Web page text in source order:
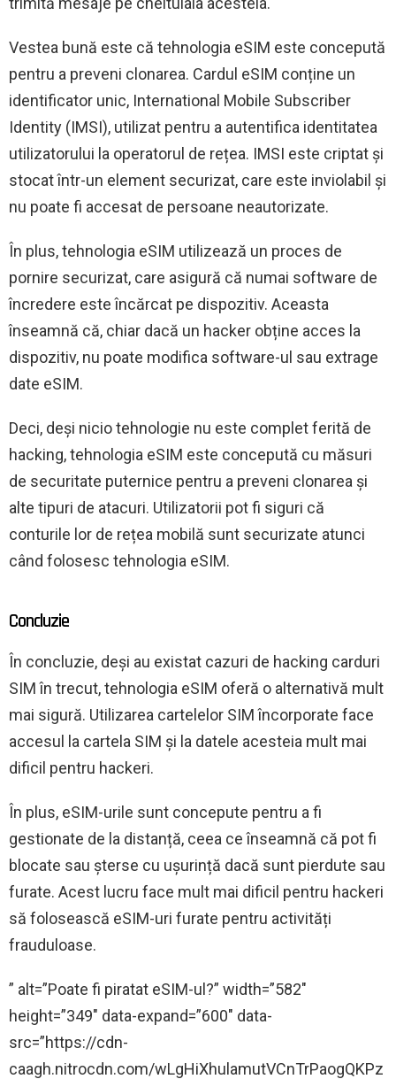
Vestea bună este că tehnologia eSIM este concepută
pentru a preveni clonarea. Cardul eSIM conține un
identificator unic, International Mobile Subscriber
Identity (IMSI), utilizat pentru a autentifica identitatea
utilizatorului la operatorul de rețea. IMSI este criptat și
stocat într-un element securizat, care este inviolabil și
nu poate fi accesat de persoane neautorizate.
În plus, tehnologia eSIM utilizează un proces de
pornire securizat, care asigură că numai software de
încredere este încărcat pe dispozitiv. Aceasta
înseamnă că, chiar dacă un hacker obține acces la
dispozitiv, nu poate modifica software-ul sau extrage
date eSIM.
Deci, deși nicio tehnologie nu este complet ferită de
hacking, tehnologia eSIM este concepută cu măsuri
de securitate puternice pentru a preveni clonarea și
alte tipuri de atacuri. Utilizatorii pot fi siguri că
conturile lor de rețea mobilă sunt securizate atunci
când folosesc tehnologia eSIM.
Concluzie
În concluzie, deși au existat cazuri de hacking carduri
SIM în trecut, tehnologia eSIM oferă o alternativă mult
mai sigură. Utilizarea cartelelor SIM încorporate face
accesul la cartela SIM și la datele acesteia mult mai
dificil pentru hackeri.
În plus, eSIM-urile sunt concepute pentru a fi
gestionate de la distanță, ceea ce înseamnă că pot fi
blocate sau șterse cu ușurință dacă sunt pierdute sau
furate. Acest lucru face mult mai dificil pentru hackeri
să folosească eSIM-uri furate pentru activități
frauduloase.
” alt=”Poate fi piratat eSIM-ul?” width=”582″
height=”349″ data-expand=”600″ data-
src=”https://cdn-
caagh.nitrocdn.com/wLgHiXhulamutVCnTrPaogQKPz